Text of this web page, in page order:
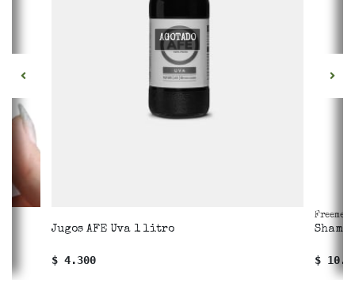
AGOTADO
Jugos AFE Uva 1 litro
$ 4.300
Freemet
$